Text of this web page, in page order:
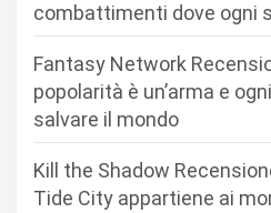
combattimenti dove ogni
Fantasy Network
popolarità è un’arma e
salvare il mondo
Kill the Shadow
Tide City appartiene ai